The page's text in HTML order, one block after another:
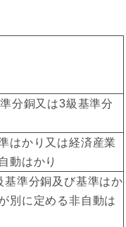
分銅又は3級基準分
はかり又は経済産業
動はかり
準分銅及び基準はか
別に定める非自動は